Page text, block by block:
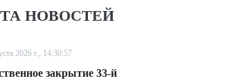
НОВОСТЕЙ
2026 г., 14:30:57
закрытие 33-й